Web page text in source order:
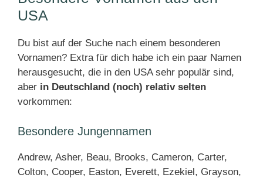
USA
Du bist auf der Suche nach einem besonderen
Vornamen? Extra für dich habe ich ein paar Namen
herausgesucht, die in den USA sehr populär sind,
aber in Deutschland (noch) relativ selten
vorkommen:
Besondere Jungennamen
Andrew, Asher, Beau, Brooks, Cameron, Carter,
Colton, Cooper, Easton, Everett, Ezekiel, Grayson,